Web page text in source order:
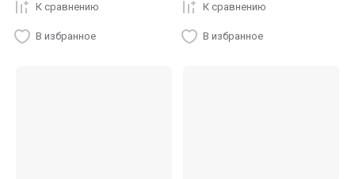
К сравнению
В избранное
К сравнению
В избранное